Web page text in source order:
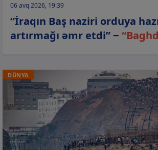
06 avq 2026, 19:39
“İraqın Baş naziri orduya
artırmağı əmr etdi” −
DÜNYA